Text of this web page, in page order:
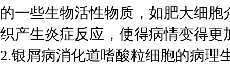
的一些生物活性物质，如肥大细
织产生炎症反应，使得病情变得更
2.银屑病消化道嗜酸粒细胞的病理